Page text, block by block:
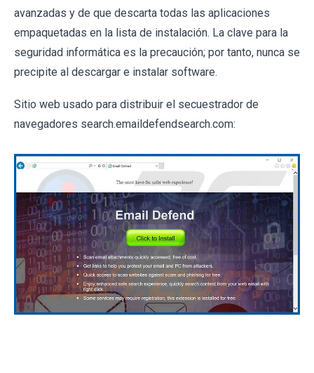
avanzadas y de que descarta todas las aplicaciones
empaquetadas en la lista de instalación. La clave para la
seguridad informática es la precaución; por tanto, nunca se
precipite al descargar e instalar software.
Sitio web usado para distribuir el secuestrador de
navegadores search.emaildefendsearch.com: